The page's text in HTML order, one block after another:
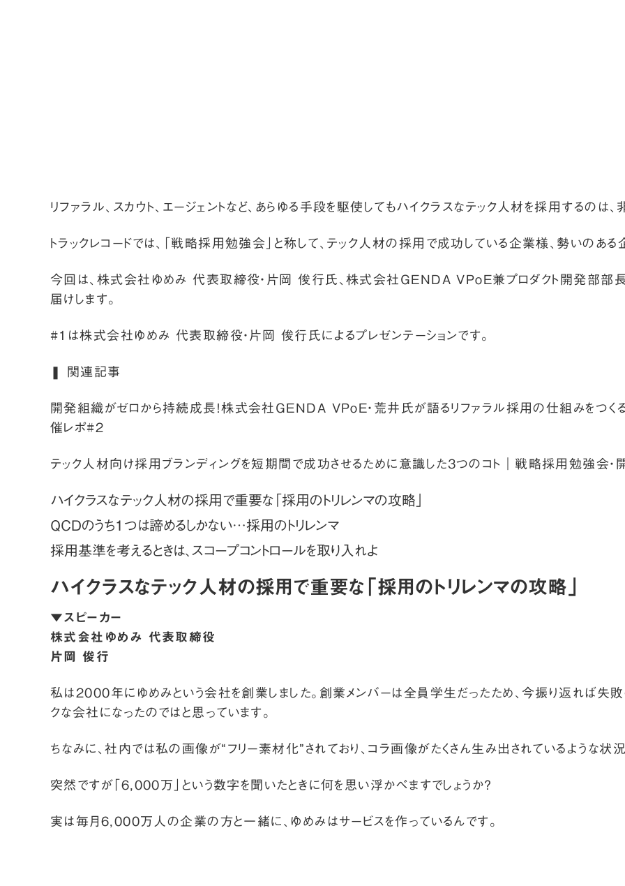
リファラル、スカウト、エージェントなど、あらゆる手段を駆使してもハイクラスなテック人材を採用するの
トラックレコードでは、「戦略採用勉強会」と称して、テック人材の採用で成功している企業様、勢いのあ
今回は、株式会社ゆめみ 代表取締役・片岡 俊行氏、株式会社GENDA VPoE兼プロダクト開発部部長
届けします。
#1は株式会社ゆめみ 代表取締役・片岡 俊行氏によるプレゼンテーションです。
❚ 関連記事
開発組織がゼロから持続成長！株式会社GENDA VPoE・荒井氏が語るリファラル採用の仕組みをつく
催レポ#2
テック人材向け採用ブランディングを短期間で成功させるために意識した3つのコト｜戦略採用勉強会
ハイクラスなテック人材の採用で重要な「採用のトリレンマの攻略」
QCDのうち1つは諦めるしかない…採用のトリレンマ
採用基準を考えるときは、スコープコントロールを取り入れよ
ハイクラスなテック人材の採用で重要な「採用のトリレンマの攻略」
▼スピーカー
株式会社ゆめみ 代表取締役
片岡 俊行
私は2000年にゆめみという会社を創業しました。創業メンバーは全員学生だったため、今振り返れば失
クな会社になったのではと思っています。
ちなみに、社内では私の画像が“フリー素材化”されており、コラ画像がたくさん生み出されているような状
突然ですが「6,000万」という数字を聞いたときに何を思い浮かべますでしょうか？
実は毎月6,000万人の企業の方と一緒に、ゆめみはサービスを作っているんです。